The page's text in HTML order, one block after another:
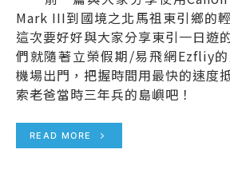
Mark III到國境之北馬祖東引鄉的
這次要好好與大家分享東引一日遊
們就隨著立榮假期/易飛網Ezfliy
機場出門，把握時間用最快的速度
索老爸當時三年兵的島嶼吧！
READ MORE